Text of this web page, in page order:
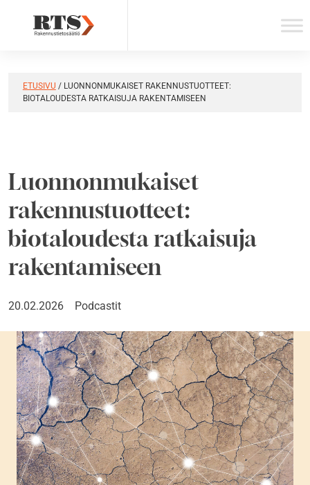
ETUSIVU / LUONNONMUKAISET RAKENNUSTUOTTEET:
BIOTALOUDESTA RATKAISUJA RAKENTAMISEEN
Luonnonmukaiset
rakennustuotteet:
biotaloudesta ratkaisuja
rakentamiseen
20.02.2026 Podcastit